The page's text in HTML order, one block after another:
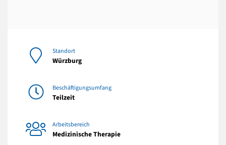
Standort
Würzburg
Beschäftigungsumfang
Teilzeit
Arbeitsbereich
Medizinische Therapie